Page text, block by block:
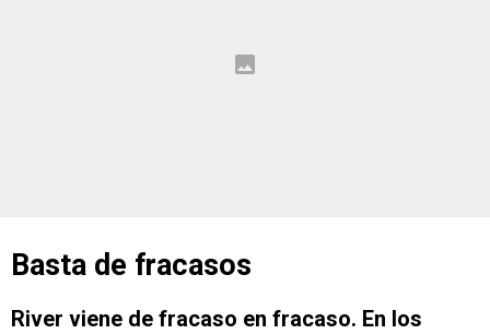
Basta de fracasos
River viene de fracaso en fracaso. En los